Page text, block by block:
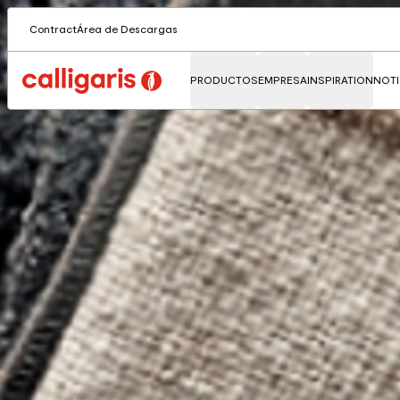
ContractÁrea de Descargas
PRODUCTOSEMPRESAINSPIRATION